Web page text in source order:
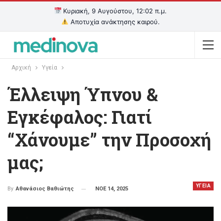
Κυριακή, 9 Αυγούστου, 12:02 π.μ.
Αποτυχία ανάκτησης καιρού.
Αρχική Υγεία
Έλλειψη Ύπνου &
Εγκέφαλος: Γιατί
“Χάνουμε” την Προσοχή
μας;
ΥΓΕΙΑ
By Αθανάσιος Βαθιώτης ΝΟΕ 14, 2025